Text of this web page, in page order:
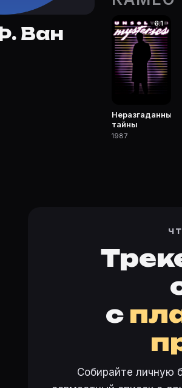
Ф. Ван Харе?
s/7177400 — фильмы,
Ван
6.1
Неразгаданные
тайны
1987
с
Собирайте личную